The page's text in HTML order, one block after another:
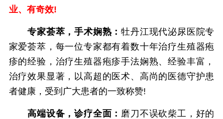
业、有奇效!
专家荟萃，手术娴熟：牡丹江现代泌尿医院专
家爱荟萃，每一位专家都有着数十年治疗生殖器疱
疹的经验，治疗生殖器疱疹手法娴熟、经验丰富，
治疗效果显著，以高超的医术、高尚的医德守护患
者健康，受到广大患者的一致称赞!
高端设备，诊疗全面： 磨刀不误砍柴工，好的